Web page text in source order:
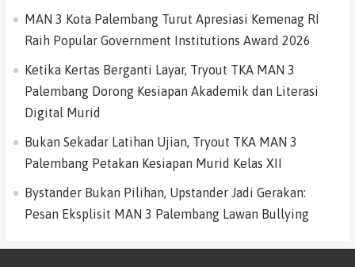
MAN 3 Kota Palembang Turut Apresiasi Kemenag RI
Raih Popular Government Institutions Award 2026
Ketika Kertas Berganti Layar, Tryout TKA MAN 3
Palembang Dorong Kesiapan Akademik dan Literasi
Digital Murid
Bukan Sekadar Latihan Ujian, Tryout TKA MAN 3
Palembang Petakan Kesiapan Murid Kelas XII
Bystander Bukan Pilihan, Upstander Jadi Gerakan:
Pesan Eksplisit MAN 3 Palembang Lawan Bullying